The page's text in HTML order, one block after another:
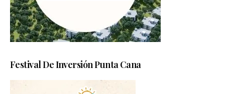
Festival De Inversión Punta Cana